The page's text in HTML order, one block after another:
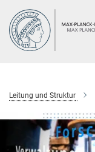
Hauptinhalt
Leitung und Struktur